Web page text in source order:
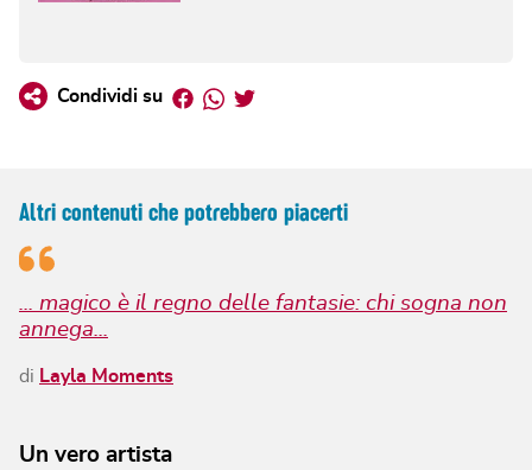
Condividi su Facebook
Whatsapp
Twitter
Altri contenuti che potrebbero piacerti
... magico è il regno delle fantasie: chi sogna non
annega...
di Layla Moments
Un vero artista